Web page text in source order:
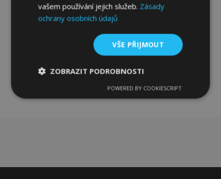
Přidat Do Košíku
Přidat
k
oblíbeným
vašem používání jejich služeb. Zásady
ochrany osobních údajů
VŠE PŘIJMOUT
ZOBRAZIT PODROBNOSTI
nutné
Výkonové
soubory
Soubory
cílení
POWERED BY COOKIESCRIPT